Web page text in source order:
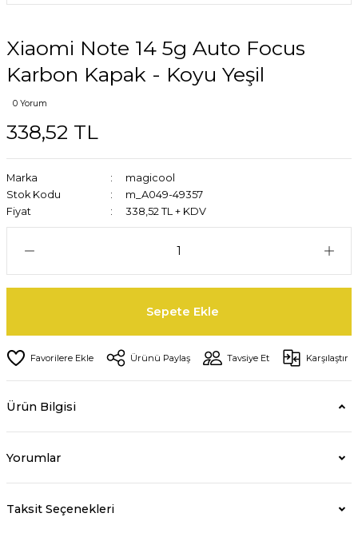
Xiaomi Note 14 5g Auto Focus
Karbon Kapak - Koyu Yeşil
0 Yorum
338,52 TL
Marka
magicool
Stok Kodu
m_A049-49357
Fiyat
338,52 TL + KDV
Sepete Ekle
Ürünü Paylaş Tavsiye Et Karşılaştır
Ürün Bilgisi
Yorumlar
Taksit Seçenekleri